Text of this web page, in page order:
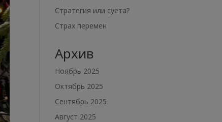
Стратегия или суета?
Страх перемен
Архив
Ноябрь 2025
Октябрь 2025
Сентябрь 2025
Август 2025